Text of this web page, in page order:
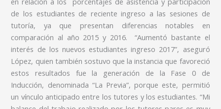
de los estudiantes de reciente ingreso a las sesiones de
tutoría, ya que presentan diferencias notables en
comparación al año 2015 y 2016. “Aumentó bastante el
interés de los nuevos estudiantes ingreso 2017”, aseguró
López, quien también sostuvo que la instancia que favoreció
estos resultados fue la generación de la Fase 0 de
Inducción, denominada “La Previa”, porque este, permitió
un vínculo anticipado entre los tutores y los estudiantes. “Mi